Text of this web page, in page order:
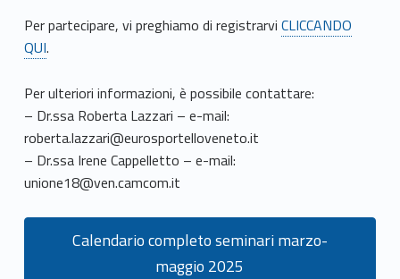
Per partecipare, vi preghiamo di registrarvi CLICCANDO
QUI.
Per ulteriori informazioni, è possibile contattare:
– Dr.ssa Roberta Lazzari – e-mail:
roberta.lazzari@eurosportelloveneto.it
– Dr.ssa Irene Cappelletto – e-mail:
unione18@ven.camcom.it
Calendario completo seminari marzo-
maggio 2025